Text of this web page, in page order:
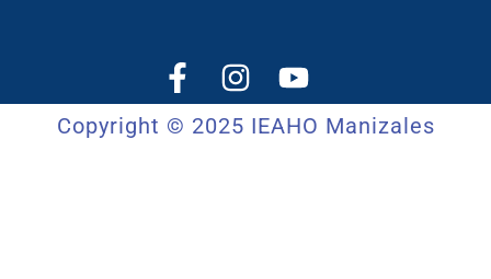
Copyright © 2025 IEAHO Manizales